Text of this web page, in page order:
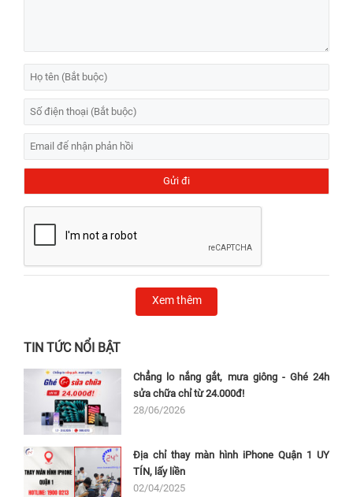
Xem thêm
TIN TỨC NỔI BẬT
Chẳng lo nắng gắt, mưa giông - Ghé 24h
sửa chữa chỉ từ 24.000đ!
28/06/2026
Địa chỉ thay màn hình iPhone Quận 1 UY
TÍN, lấy liền
02/04/2025